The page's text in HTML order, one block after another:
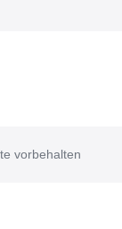
vorbehalten